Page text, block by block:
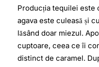
Producția tequilei este
agava este culeasă și
lăsând doar miezul.
cuptoare, ceea ce îi
distinct de caramel.